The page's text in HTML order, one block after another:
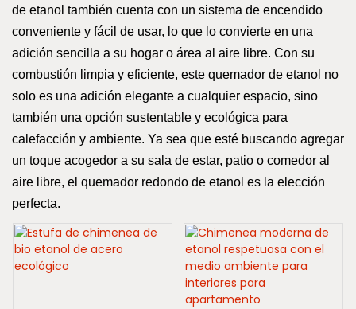
de etanol también cuenta con un sistema de encendido
conveniente y fácil de usar, lo que lo convierte en una
adición sencilla a su hogar o área al aire libre. Con su
combustión limpia y eficiente, este quemador de etanol no
solo es una adición elegante a cualquier espacio, sino
también una opción sustentable y ecológica para
calefacción y ambiente. Ya sea que esté buscando agregar
un toque acogedor a su sala de estar, patio o comedor al
aire libre, el quemador redondo de etanol es la elección
perfecta.